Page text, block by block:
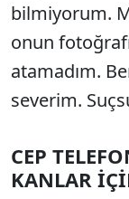
bilmiyorum.
onun
atamadım.
severim.
CEP
KANLAR